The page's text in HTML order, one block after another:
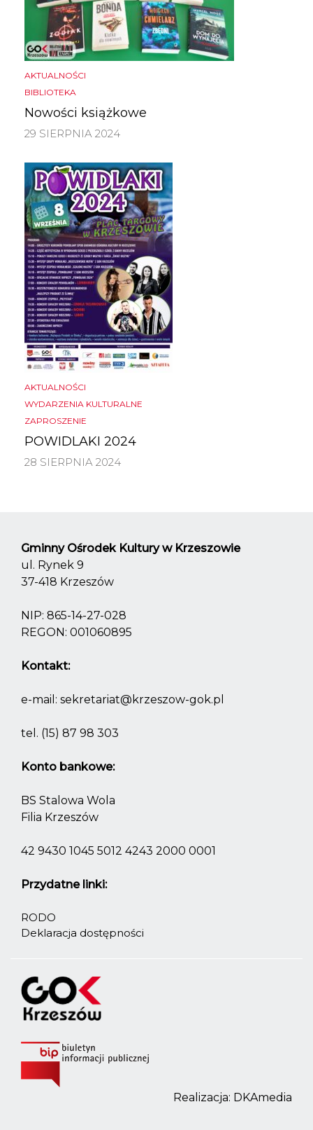
AKTUALNOŚCI
BIBLIOTEKA
Nowości książkowe
29 SIERPNIA 2024
AKTUALNOŚCI
WYDARZENIA KULTURALNE
ZAPROSZENIE
POWIDLAKI 2024
28 SIERPNIA 2024
Gminny Ośrodek Kultury w Krzeszowie
ul. Rynek 9
37-418 Krzeszów
NIP: 865-14-27-028
REGON: 001060895
Kontakt:
e-mail: sekretariat@krzeszow-gok.pl
tel. (15) 87 98 303
Konto bankowe:
BS Stalowa Wola
Filia Krzeszów
42 9430 1045 5012 4243 2000 0001
Przydatne linki:
RODO
Deklaracja dostępności
Realizacja: DKAmedia